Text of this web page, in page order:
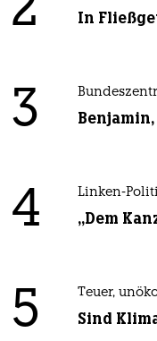
2 In
3
4 Linken-
„Dem
5 Teuer,
Sind